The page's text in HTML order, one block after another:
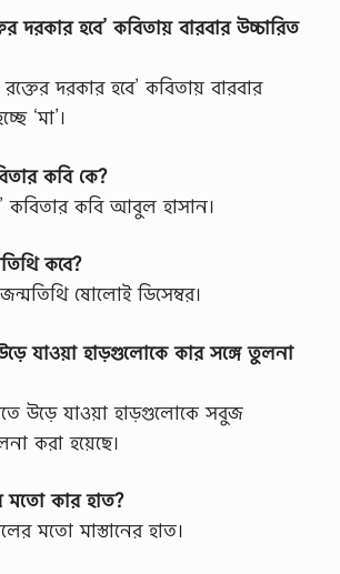
হবে’ কবিতায় বারবার উচ্চারিত
দরকার হবে’ কবিতায় বারবার
‘মা’।
কবি কে?
কবিতার কবি আবুল হাসান।
কবে?
ষোলোই ডিসেম্বর।
যাওয়া হাড়গুলোকে কার সঙ্গে তুলনা
উড়ে যাওয়া হাড়গুলোকে সবুজ
করা হয়েছে।
মতো কার হাত?
মতো মাস্তানের হাত।